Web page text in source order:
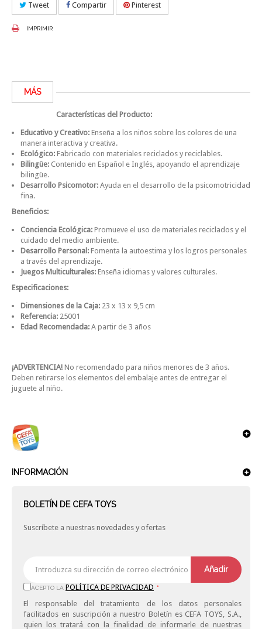
Tweet Compartir Pinterest
IMPRIMIR
MÁS
Características del Producto:
Educativo y Creativo: Enseña a los niños sobre los colores de una
manera interactiva y creativa.
Ecológico: Fabricado con materiales reciclados y reciclables.
Bilingüe: Contenido en Español e Inglés, apoyando el aprendizaje
bilingüe.
Desarrollo Psicomotor: Ayuda en el desarrollo de la psicomotricidad
fina.
Beneficios:
Conciencia Ecológica: Promueve el uso de materiales reciclados y el
cuidado del medio ambiente.
Desarrollo Personal: Fomenta la autoestima y los logros personales
a través del aprendizaje.
Juegos Multiculturales: Enseña idiomas y valores culturales.
Especificaciones:
Dimensiones de la Caja: 23 x 13 x 9,5 cm
Referencia: 25001
Edad Recomendada: A partir de 3 años
¡ADVERTENCIA! No recomendado para niños menores de 3 años.
Deben retirarse los elementos del embalaje antes de entregar el
juguete al niño.
INFORMACIÓN
BOLETÍN DE CEFA TOYS
Suscríbete a nuestras novedades y ofertas
Añadir
ACEPTO LA POLÍTICA DE PRIVACIDAD *
El responsable del tratamiento de los datos personales
facilitados en suscripción a nuestro Boletín es CEFA TOYS, S.A.,
quien los tratará con la finalidad de informarle de nuestras